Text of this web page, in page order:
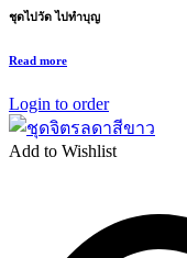
ชุดไปวัด ไปทำบุญ
Read more
Login to order
Add to Wishlist